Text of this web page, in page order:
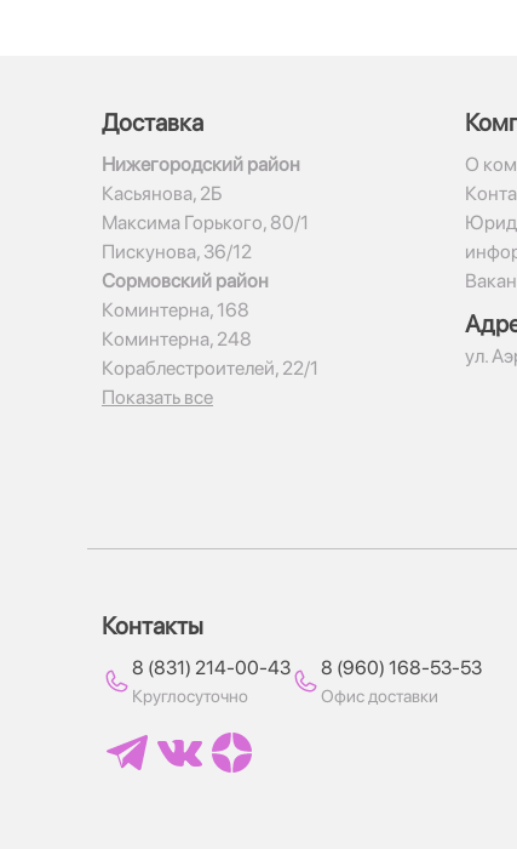
Доставка
Нижегородский район
Касьянова, 2Б
Максима Горького, 80/1
Пискунова, 36/12
Сормовский район
Коминтерна, 168
Коминтерна, 248
Кораблестроителей, 22/1
Показать все
О
ул.
Контакты
8 (831) 214-00-43
Круглосуточно
8 (960) 168-53-53
Офис доставки